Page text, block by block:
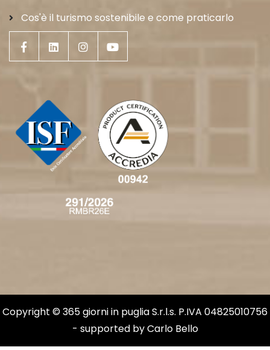
Cos'è il turismo sostenibile e come praticarlo
Copyright © 365 giorni in puglia S.r.l.s. P.IVA 04825010756
- supported byCarlo Bello